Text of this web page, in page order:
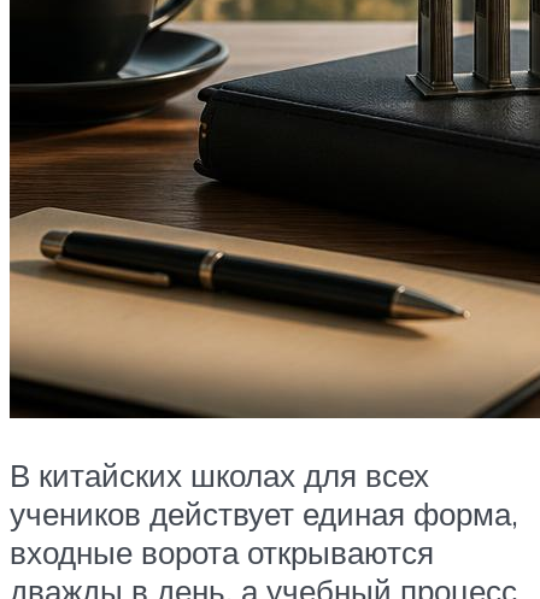
В китайских школах для всех
учеников действует единая форма,
входные ворота открываются
дважды в день, а учебный процесс